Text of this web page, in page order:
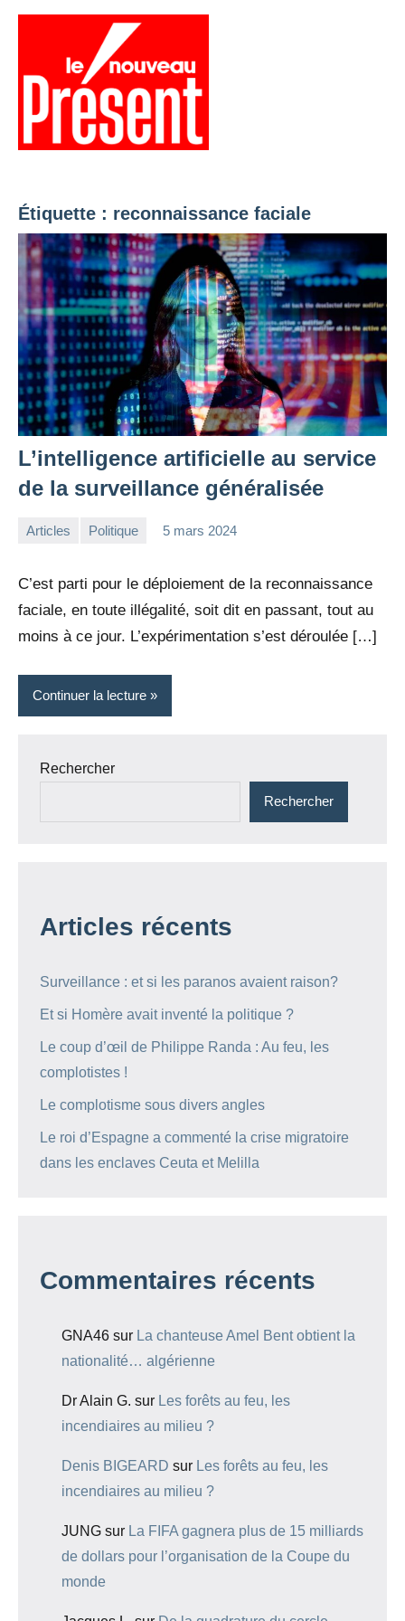
Aller
Étiquette : reconnaissance faciale
L’intelligence artificielle au service
de la surveillance généralisée
Articles Politique 5 mars 2024
C’est parti pour le déploiement de la reconnaissance
faciale, en toute illégalité, soit dit en passant, tout au
moins à ce jour. L’expérimentation s’est déroulée […]
Continuer la lecture
Rechercher
Rechercher
Articles récents
Surveillance : et si les paranos avaient raison?
Et si Homère avait inventé la politique ?
Le coup d’œil de Philippe Randa : Au feu, les
complotistes !
Le complotisme sous divers angles
Le roi d’Espagne a commenté la crise migratoire
dans les enclaves Ceuta et Melilla
Commentaires récents
GNA46 sur La chanteuse Amel Bent obtient la
nationalité… algérienne
Dr Alain G. sur Les forêts au feu, les
incendiaires au milieu ?
Denis BIGEARD sur Les forêts au feu, les
incendiaires au milieu ?
JUNG sur La FIFA gagnera plus de 15 milliards
de dollars pour l’organisation de la Coupe du
monde